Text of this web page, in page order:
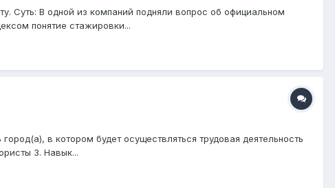
Суть: В одной из компаний подняли вопрос об официальном
понятие стажировки...
в котором будет осуществляться трудовая деятельность
3. Навык...